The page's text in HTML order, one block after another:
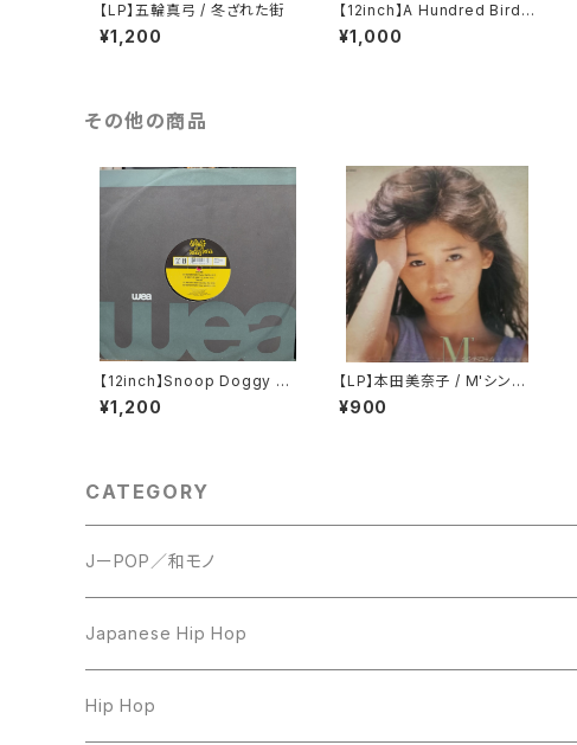
【LP】五輪真弓 / 冬ざれた街
¥1,200
【12inch】A Hundred Birds
Feat. Sugami / Amar Gor
a
¥1,000
その他の商品
【12inch】Snoop Doggy D
ogg / What's My Name?
¥1,200
【LP】本田美奈子 / M'シンド
ローム
¥900
CATEGORY
JーPOP／和モノ
LP
7inch
Japanese Hip Hop
12inch
Hip Hop